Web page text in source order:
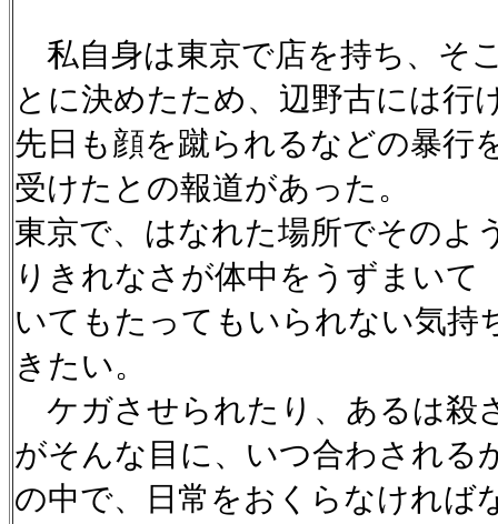
私自身は東京で店を持ち、そ
とに決めたため、辺野古には行
先日も顔を蹴られるなどの暴行
受けたとの報道があった。
東京で、はなれた場所でそのよ
りきれなさが体中をうずまいて
いてもたってもいられない気持
きたい。
ケガさせられたり、あるは殺
がそんな目に、いつ合わされる
の中で、日常をおくらなければ